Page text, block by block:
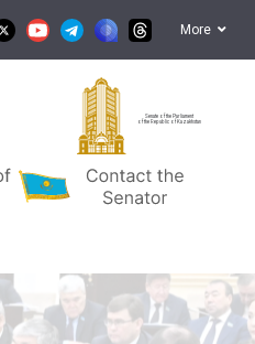
More
Senate of the Parliament
of the Republic of Kazakhstan